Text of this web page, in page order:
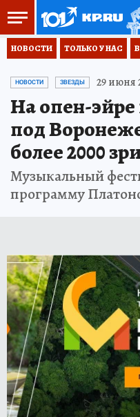
НОВОСТИ ТОЛЬКО У НАС
НОВОСТИ ЗВЕЗДЫ 29 июня
На опен-
под
более 2000
Музыкальный
программу